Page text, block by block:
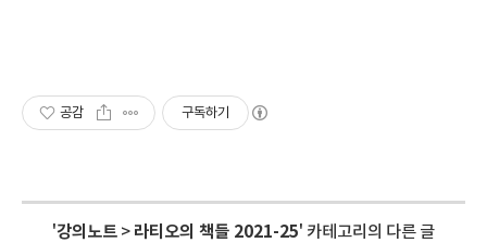
공감 구독하기
'강의노트 > 라티오의 책들 2021-25' 카테고리의 다른 글